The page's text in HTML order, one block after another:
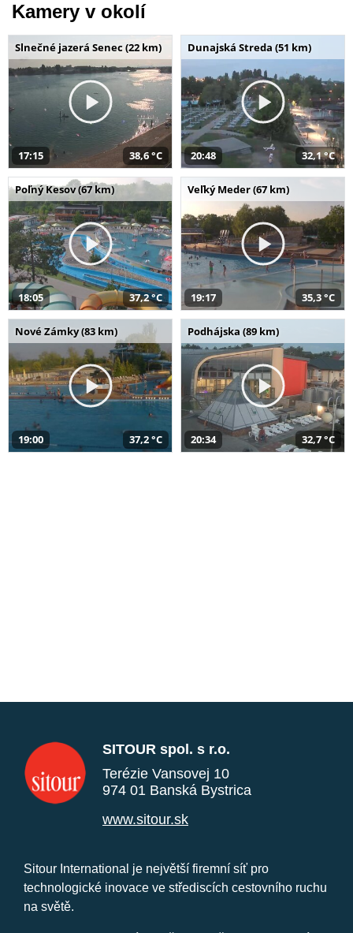
Kamery v okolí
Slnečné jazerá Senec (22 km)
17:15 38,6 °C
Dunajská Streda (51 km)
20:48 32,1 °C
Poľný Kesov (67 km)
18:05 37,2 °C
Veľký Meder (67 km)
19:17 35,3 °C
Nové Zámky (83 km)
19:00 37,2 °C
Podhájska (89 km)
20:34 32,7 °C
SITOUR spol. s r.o.
Terézie Vansovej 10
974 01 Banská Bystrica
www.sitour.sk
Sitour International je největší firemní síť pro
technologické inovace ve střediscích cestovního ruchu
na světě.